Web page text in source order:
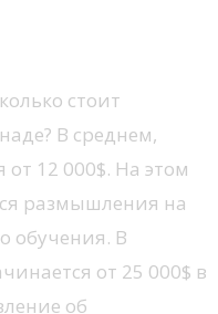
стоит
В среднем,
от 12 000$. На этом
размышления на
обучения. В
от 25 000$ в
об